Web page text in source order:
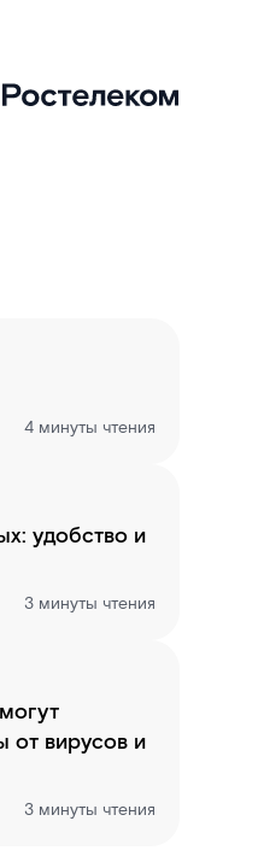
4 минуты чтения
удобство и
3 минуты чтения
от вирусов и
3 минуты чтения